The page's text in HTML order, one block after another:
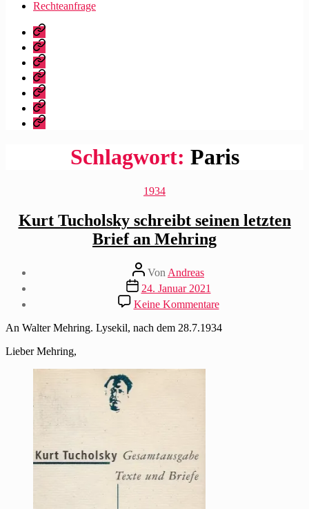
Rechteanfrage
Startseite
Warum
dieser
Blog?
Bibliografie
Vita
Zitate
|
Tweets
Impressum/Datenschutz
Rechteanfrage
Schlagwort: Paris
Kategorien
1934
Kurt Tucholsky schreibt seinen letzten
Brief an Mehring
Beitragsautor
Von Andreas
Beitragsdatum
24. Januar 2021
Keine Kommentarezu
Kurt
Tucholsky
An Walter Mehring. Lysekil, nach dem 28.7.1934
Lieber Mehring,